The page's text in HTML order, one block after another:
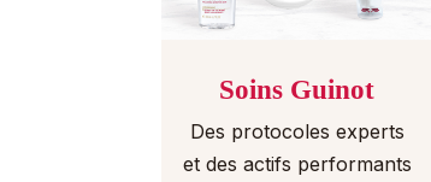
Soins Guinot
Des protocoles experts
et des actifs performants